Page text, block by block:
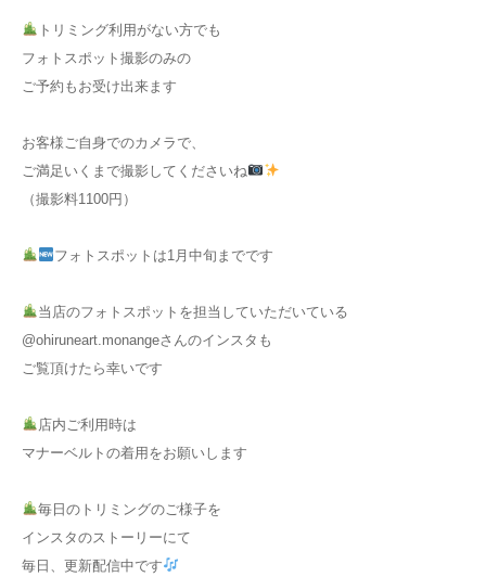
トリミング利用がない方でも
フォトスポット撮影のみの
ご予約もお受け出来ます
お客様ご自身でのカメラで、
ご満足いくまで撮影してくださいね
（撮影料1100円）
フォトスポットは1月中旬までです
当店のフォトスポットを担当していただいている
@ohiruneart.monangeさんのインスタも
ご覧頂けたら幸いです
店内ご利用時は
マナーベルトの着用をお願いします
毎日のトリミングのご様子を
インスタのストーリーにて
毎日、更新配信中です